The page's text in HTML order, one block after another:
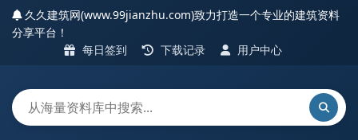
久久建筑网(www.99jianzhu.com)致力打造一个专业的建筑资料
分享平台！
每日签到
下载记录 用户中心